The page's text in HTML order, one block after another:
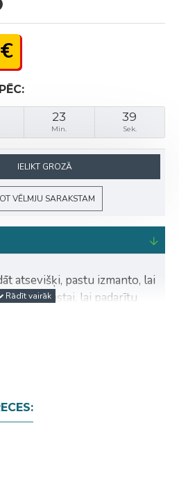
23
Min.
39
Sek.
IELIKT GROZĀ
VĒLMJU SARAKSTAM
atsevišķi, pastu izmanto, lai
Hard pastai, lai padarītu
un uzkarsējiet līdz 40C.